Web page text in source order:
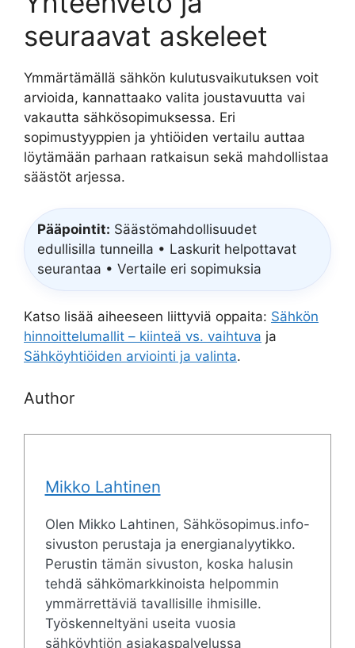
seuraavat askeleet
Ymmärtämällä sähkön kulutusvaikutuksen voit
arvioida, kannattaako valita joustavuutta vai
vakautta sähkösopimuksessa. Eri
sopimustyyppien ja yhtiöiden vertailu auttaa
löytämään parhaan ratkaisun sekä mahdollistaa
säästöt arjessa.
Pääpointit: Säästömahdollisuudet
edullisilla tunneilla • Laskurit helpottavat
seurantaa • Vertaile eri sopimuksia
Katso lisää aiheeseen liittyviä oppaita: Sähkön
hinnoittelumallit – kiinteä vs. vaihtuva ja
Sähköyhtiöiden arviointi ja valinta.
Author
Mikko Lahtinen
Olen Mikko Lahtinen, Sähkösopimus.info-
sivuston perustaja ja energianalyytikko.
Perustin tämän sivuston, koska halusin
tehdä sähkömarkkinoista helpommin
ymmärrettäviä tavallisille ihmisille.
Työskenneltyäni useita vuosia
sähköyhtiön asiakaspalvelussa